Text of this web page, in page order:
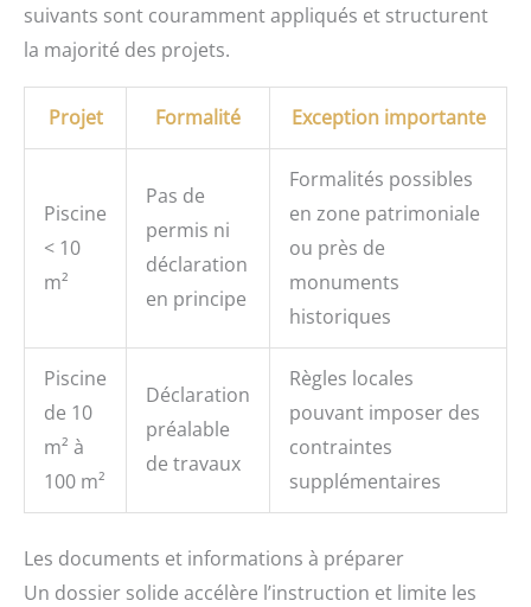
suivants sont couramment appliqués et structurent
la majorité des projets.
Projet Formalité Exception importante
Piscine
< 10
m²
Pas de
permis ni
déclaration
en principe
Formalités possibles
en zone patrimoniale
ou près de
monuments
historiques
Piscine
de 10
m² à
100 m²
Déclaration
préalable
de travaux
Règles locales
pouvant imposer des
contraintes
supplémentaires
Les documents et informations à préparer
Un dossier solide accélère l’instruction et limite les